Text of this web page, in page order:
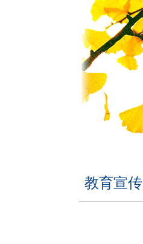
教育宣传